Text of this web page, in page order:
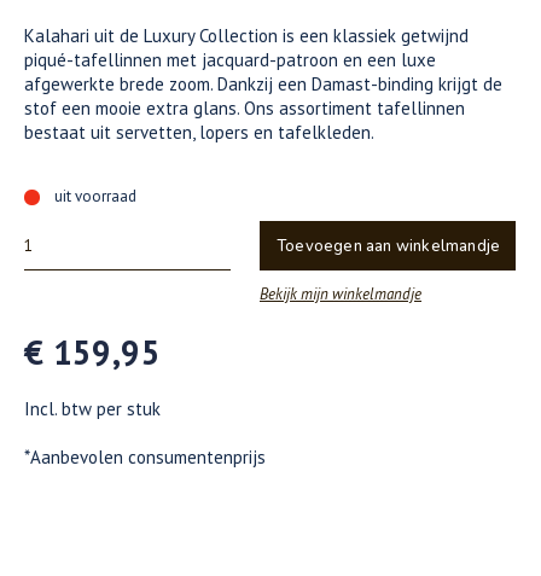
Kalahari uit de Luxury Collection is een klassiek getwijnd
piqué-tafellinnen met jacquard-patroon en een luxe
afgewerkte brede zoom. Dankzij een Damast-binding krijgt de
stof een mooie extra glans. Ons assortiment tafellinnen
bestaat uit servetten, lopers en tafelkleden.
uit voorraad
Toevoegen aan winkelmandje
Bekijk mijn winkelmandje
€ 159,95
Incl. btw per stuk
*Aanbevolen consumentenprijs